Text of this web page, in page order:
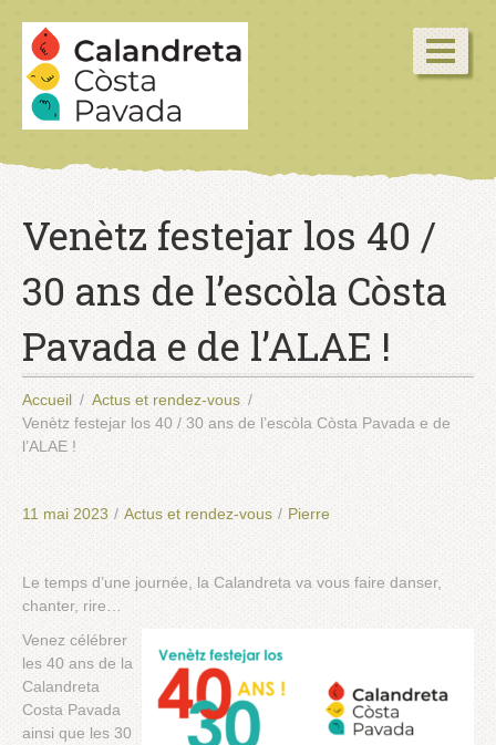
Venètz festejar los 40 /
30 ans de l’escòla Còsta
Pavada e de l’ALAE !
Accueil
Actus et rendez-vous
Venètz festejar los 40 / 30 ans de l’escòla Còsta Pavada e de
l’ALAE !
11 mai 2023 / Actus et rendez-vous / Pierre
Le temps d’une journée, la Calandreta va vous faire danser,
chanter, rire…
Venez célébrer
les 40 ans de la
Calandreta
Costa Pavada
ainsi que les 30